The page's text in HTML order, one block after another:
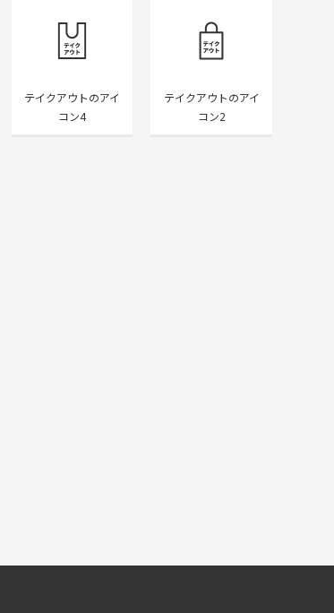
テイクアウトのアイ
コン4
テイクアウトのアイ
コン2